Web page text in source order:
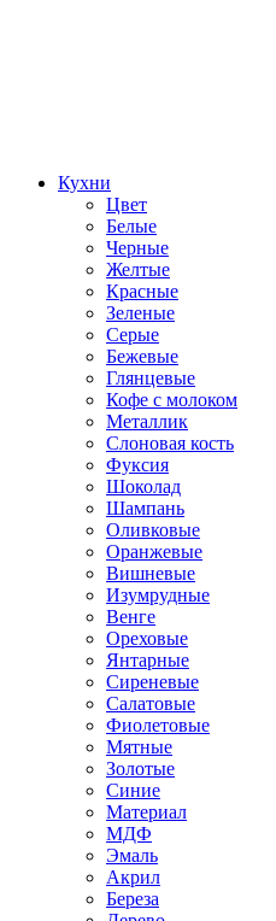
Кухни
Цвет
Белые
Черные
Желтые
Красные
Зеленые
Серые
Бежевые
Глянцевые
Кофе с молоком
Металлик
Слоновая кость
Фуксия
Шоколад
Шампань
Оливковые
Оранжевые
Вишневые
Изумрудные
Венге
Ореховые
Янтарные
Сиреневые
Салатовые
Фиолетовые
Мятные
Золотые
Синие
Материал
МДФ
Эмаль
Акрил
Береза